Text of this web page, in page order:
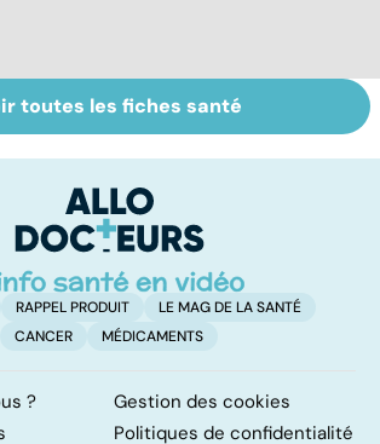
Tout savoir sur
les infections
toutes les fiches santé
RAPPEL PRODUIT
LE MAG DE LA SANTÉ
CANCER
MÉDICAMENTS
?
Gestion des cookies
Politiques de confidentialité